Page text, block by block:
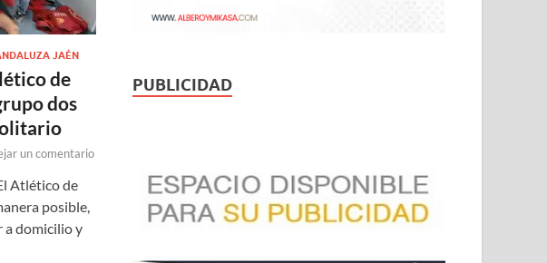
JAÉN
de
dos
un comentario
Atlético de
posible,
a domicilio y
PUBLICIDAD